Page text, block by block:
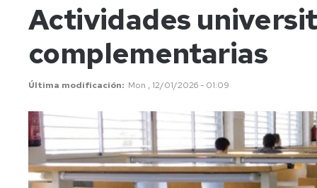
de
representación
Departamentos
Actas
Acuerdos
Consejo
de
Facultad
y
horarios
Normativas
Innovación
Plan
tutor
y
mentor
Institutos
y
FC
Doctorado
Actividades
complementarias
Última modificación Mon , 12/01/2026 - 01:09